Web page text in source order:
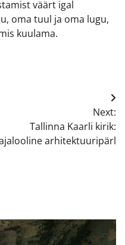
väärt igal
oma tuul ja oma lugu,
kuulama.
Next:
Tallinna Kaarli kirik:
arhitektuuripärl